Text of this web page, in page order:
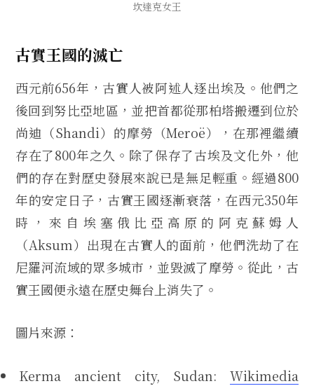
坎達克女王
古實王國的滅亡
西元前656年，古實人被阿述人逐出埃及。他們之
後回到努比亞地區，並把首都從那柏塔搬遷到位於
尚迪（Shandi）的摩勞（Meroë），在那裡繼續
存在了800年之久。除了保存了古埃及文化外，他
們的存在對歷史發展來說已是無足輕重。經過800
年的安定日子，古實王國逐漸衰落，在西元350年
時，來自埃塞俄比亞高原的阿克蘇姆人
（Aksum）出現在古實人的面前，他們洗劫了在
尼羅河流域的眾多城市，並毀滅了摩勞。從此，古
實王國便永遠在歷史舞台上消失了。
圖片來源：
Kerma ancient city, Sudan: Wikimedia